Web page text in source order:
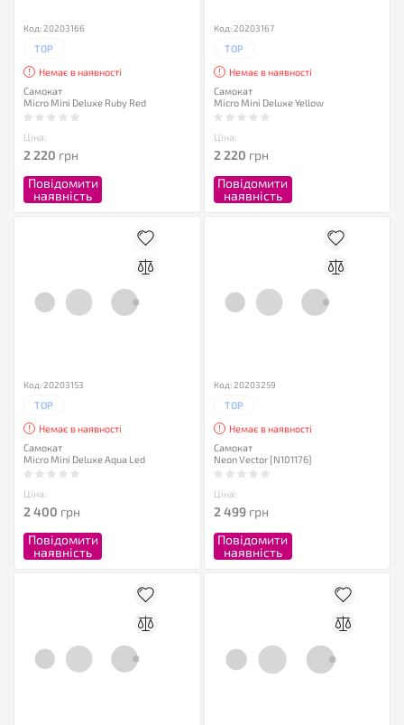
Код: 20203166
TOP
Немає в наявності
Самокат
Micro Mini Deluxe Ruby Red
Ціна:
2 220 грн
Повідомити
наявність
Код: 20203167
TOP
Немає в наявності
Самокат
Micro Mini Deluxe Yellow
Ціна:
2 220 грн
Повідомити
наявність
Код: 20203153
TOP
Немає в наявності
Самокат
Micro Mini Deluxe Aqua Led
Ціна:
2 400 грн
Повідомити
наявність
Код: 20203259
TOP
Немає в наявності
Самокат
Neon Vector [N101176]
Ціна:
2 499грн
Повідомити
наявність